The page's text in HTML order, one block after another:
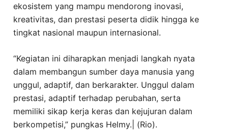
ekosistem yang mampu mendorong inovasi,
kreativitas, dan prestasi peserta didik hingga ke
tingkat nasional maupun internasional.
“Kegiatan ini diharapkan menjadi langkah nyata
dalam membangun sumber daya manusia yang
unggul, adaptif, dan berkarakter. Unggul dalam
prestasi, adaptif terhadap perubahan, serta
memiliki sikap kerja keras dan kejujuran dalam
berkompetisi,” pungkas Helmy.| (Rio).